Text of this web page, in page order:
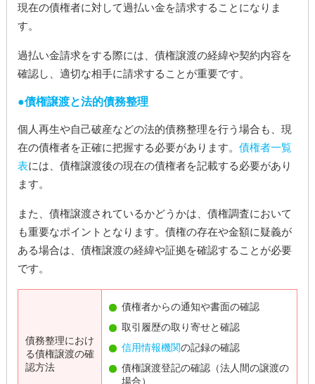
現在の債権者に対して過払い金を請求することになりま
す。
過払い金請求をする際には、債権譲渡の経緯や契約内容を
確認し、適切な相手に請求することが重要です。
債権譲渡と法的債務整理
個人再生や自己破産などの法的債務整理を行う場合も、現
在の債権者を正確に把握する必要があります。 債権者一覧
表には、債権譲渡後の現在の債権者を記載する必要があり
ます。
また、債権譲渡されているかどうかは、債権調査において
も重要なポイントとなります。債権の存在や金額に疑義が
ある場合は、債権譲渡の経緯や証拠を確認することが必要
です。
債務整理におけ
る債権譲渡の確
認方法
債権者からの通知や書面の確認
取引履歴の取り寄せと確認
信用情報機関の記録の確認
債権譲渡登記の確認（法人間の譲渡の
場合）